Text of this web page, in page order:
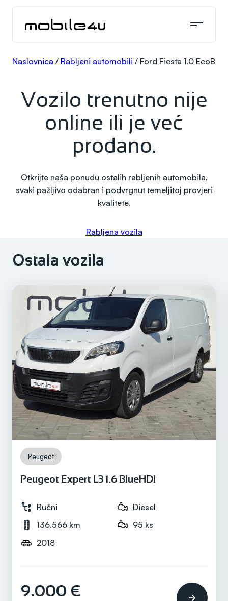
Skoči
sadržaja
Naslovnica / Rabljeni automobili / Ford Fiesta 1,0
Vozilo trenutno nije
online ili je već
prodano.
Otkrijte naša ponudu ostalih rabljenih automobila,
svaki pažljivo odabran i podvrgnut temeljitoj provjeri
kvalitete.
Rabljena vozila
Ostala vozila
Peugeot
Peugeot Expert L3 1.6 BlueHDI
Ručni
Diesel
136.566 km
95 ks
2018
9.000 €